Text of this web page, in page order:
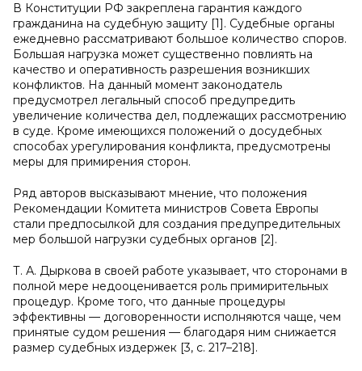
В Конституции РФ закреплена гарантия каждого
гражданина на судебную защиту [1]. Судебные органы
ежедневно рассматривают большое количество споров.
Большая нагрузка может существенно повлиять на
качество и оперативность разрешения возникших
конфликтов. На данный момент законодатель
предусмотрел легальный способ предупредить
увеличение количества дел, подлежащих рассмотрению
в суде. Кроме имеющихся положений о досудебных
способах урегулирования конфликта, предусмотрены
меры для примирения сторон.
Ряд авторов высказывают мнение, что положения
Рекомендации Комитета министров Совета Европы
стали предпосылкой для создания предупредительных
мер большой нагрузки судебных органов [2].
Т. А. Дыркова в своей работе указывает, что сторонами в
полной мере недооценивается роль примирительных
процедур. Кроме того, что данные процедуры
эффективны — договоренности исполняются чаще, чем
принятые судом решения — благодаря ним снижается
размер судебных издержек [3, с. 217–218].